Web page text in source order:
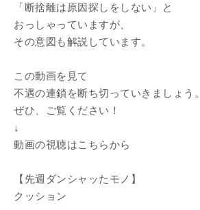
「断捨離は原因探しをしない」と
おっしゃっていますが、
その意図も解説しています。
この動画を見て
不遇の連鎖を断ち切っていきましょう。
ぜひ、ご覧ください！
↓
動画の視聴はこちらから
【先週ダンシャッたモノ】
クッション